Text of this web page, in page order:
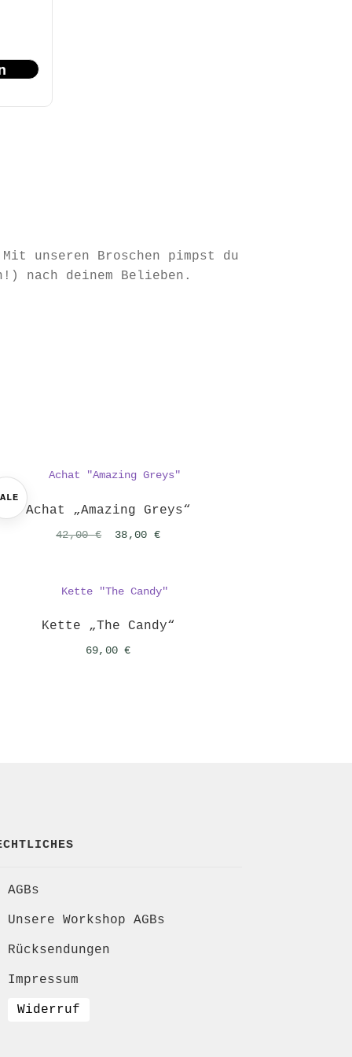
unseren Broschen pimpst du
nach deinem Belieben.
Achat „Amazing Greys“
42,00€
Ursprünglicher
42,00 €
38,00 €Aktueller
38,00 €.
Kette „The Candy“
69,00€
AGBs
Unsere Workshop AGBs
Rücksendungen
Impressum
Widerruf